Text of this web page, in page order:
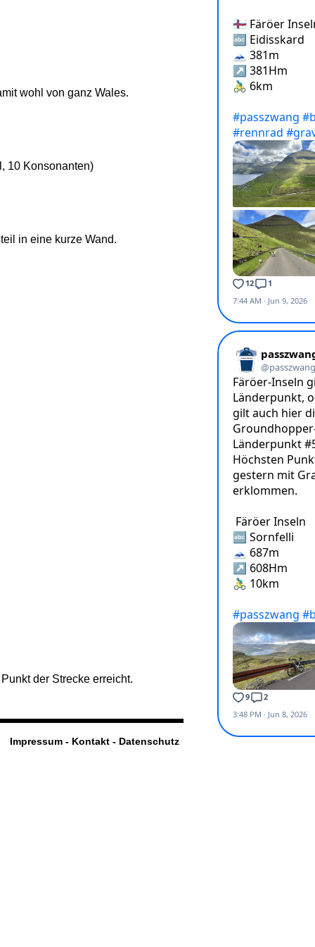
wohl von ganz Wales.
10 Konsonanten)
in eine kurze Wand.
der Strecke erreicht.
Impressum - Kontakt - Datenschutz